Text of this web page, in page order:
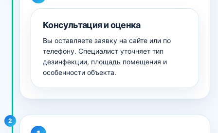
Консультация и оценка
Вы оставляете заявку на сайте или по
телефону. Специалист уточняет тип
дезинфекции, площадь помещения и
особенности объекта.
2